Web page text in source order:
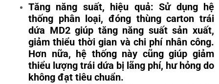
Tăng năng suất, hiệu quả: Sử dụng hệ
thống phân loại, đóng thùng carton trái
dứa MD2 giúp tăng năng suất sản xuất,
giảm thiểu thời gian và chi phí nhân công.
Hơn nữa, hệ thống này cũng giúp giảm
thiểu lượng trái dứa bị lãng phí, hư hỏng do
không đạt tiêu chuẩn.